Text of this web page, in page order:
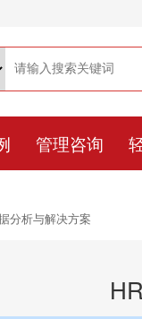
管理咨询
分析与解决方案